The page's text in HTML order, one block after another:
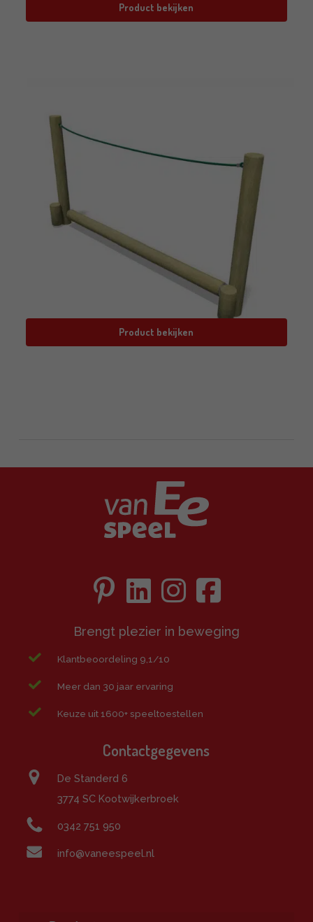
Product bekijken
Product bekijken
Brengt plezier in beweging
Klantbeoordeling 9,1/10
Meer dan 30 jaar ervaring
Keuze uit 1600+ speeltoestellen
Contactgegevens
De Standerd 6
3774 SC Kootwijkerbroek
0342 751 950
info@vaneespeel.nl